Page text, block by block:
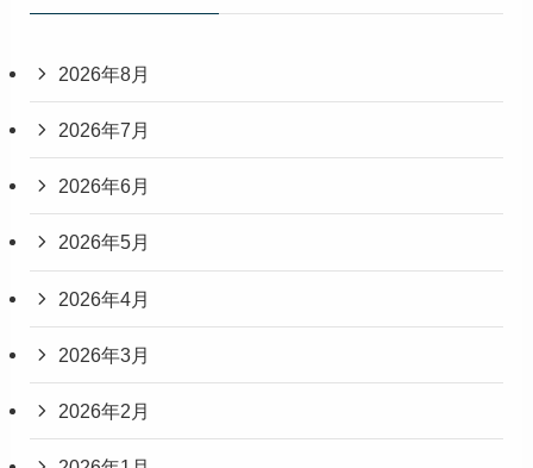
2026年8月
2026年7月
2026年6月
2026年5月
2026年4月
2026年3月
2026年2月